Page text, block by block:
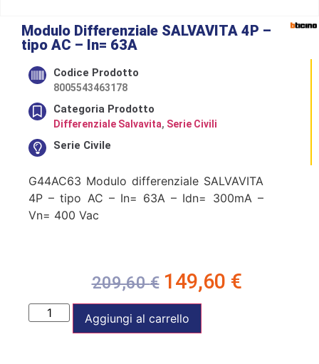
Modulo Differenziale SALVAVITA 4P –
tipo AC – In= 63A
Codice Prodotto
8005543463178
Categoria Prodotto
Differenziale Salvavita, Serie Civili
Serie Civile
G44AC63 Modulo differenziale SALVAVITA
4P – tipo AC – In= 63A – Idn= 300mA –
Vn= 400 Vac
209,60€ 149,60 €
Aggiungi al carrello